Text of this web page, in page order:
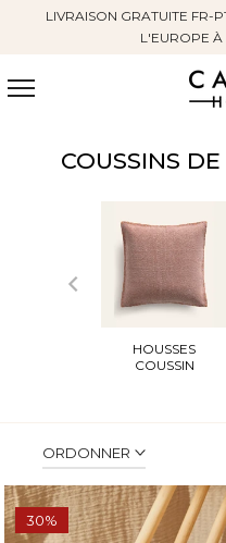
SauterLIVRAISON GRATUITE FR-
L'EUROPE
COUSSINS
HOUSSES
COUSSIN
ORDONNER
30%